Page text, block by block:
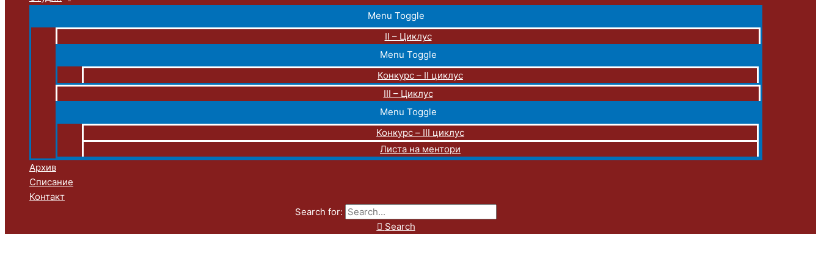
Menu Toggle
II – Циклус
Menu Toggle
Конкурс – II циклус
III – Циклус
Menu Toggle
Конкурс – III циклус
Листа на ментори
Архив
Списание
Контакт
Search for:
Search